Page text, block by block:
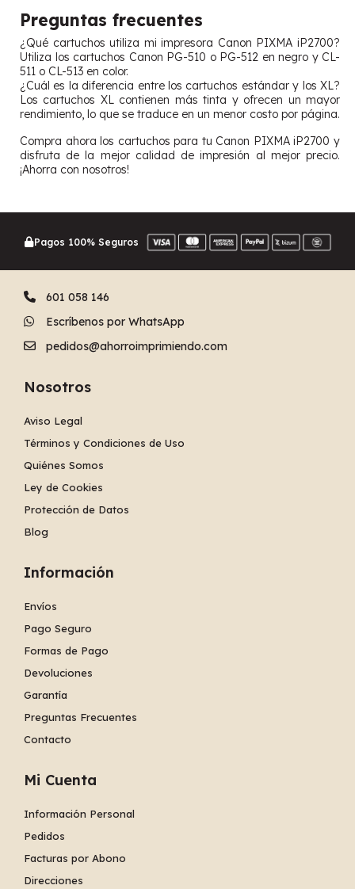
Preguntas frecuentes
¿Qué cartuchos utiliza mi impresora Canon PIXMA iP2700?
Utiliza los cartuchos Canon PG-510 o PG-512 en negro y CL-
511 o CL-513 en color.
¿Cuál es la diferencia entre los cartuchos estándar y los XL?
Los cartuchos XL contienen más tinta y ofrecen un mayor
rendimiento, lo que se traduce en un menor costo por página.
Compra ahora los cartuchos para tu Canon PIXMA iP2700 y
disfruta de la mejor calidad de impresión al mejor precio.
¡Ahorra con nosotros!
Pagos 100% Seguros
601 058 146
Escríbenos por WhatsApp
pedidos@ahorroimprimiendo.com
Nosotros
Aviso Legal
Términos y Condiciones de Uso
Quiénes Somos
Ley de Cookies
Protección de Datos
Blog
Información
Envíos
Pago Seguro
Formas de Pago
Devoluciones
Garantía
Preguntas Frecuentes
Contacto
Mi Cuenta
Información Personal
Pedidos
Facturas por Abono
Direcciones